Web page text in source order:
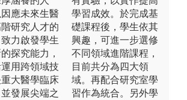
應未來生醫
研究人才的
力啟發學生
探究能力，
用跨領域技
大醫學臨床
發展尖端之
學習成效。於完成基
礎課程後，學生依其
興趣，可進一步選修
不同領域進階課程，
目前共分為四大領
域。再配合研究室學
習作為統合。另外學